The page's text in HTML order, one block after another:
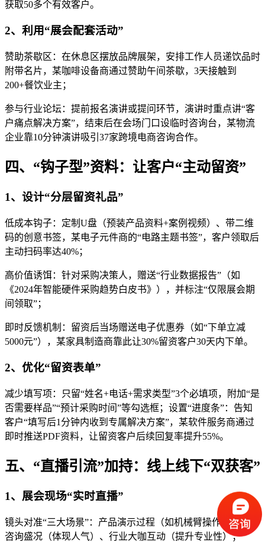
获取50多个有效客户。
2、利用“展会配套活动”
赞助茶歇区：在休息区摆放品牌展架，安排工作人员递饮品时
附带名片，某咖啡设备商通过赞助午间茶歇，3天接触到
200+餐饮业主；
参与行业论坛：提前报名演讲或提问环节，演讲时重点讲“客
户痛点解决方案”，结束后在会场门口设临时咨询台，某物流
企业靠10分钟演讲吸引37家跨境电商咨询合作。
四、“钩子型”资料：让客户“主动留资”
1、设计“分层留资礼品”
低成本钩子：定制U盘（预装产品资料+案例视频）、带二维
码的创意书签，某电子元件商的“电路主题书签”，客户领取后
主动扫码率达40%；
高价值诱饵：针对采购决策人，赠送“行业数据报告”（如
《2024年智能硬件采购趋势白皮书》），并标注“仅限展会期
间领取”；
即时反馈机制：留资后当场赠送电子优惠券（如“下单立减
5000元”），某家具制造商靠此让30%留资客户30天内下单。
2、优化“留资表单”
减少填写项：只留“姓名+电话+需求类型”3个必填项，附加“是
否需要样品”“预计采购时间”等勾选框；设置“进度条”：告知
客户“填写后1分钟内收到专属解决方案”，某软件服务商通过
即时推送PDF资料，让留资客户后续回复率提升55%。
五、“直播引流”加持：线上线下“双获客”
1、展会现场“实时直播”
镜头对准“三大场景”：产品演示过程（如机械臂操作）、客户
咨询盛况（体现人气）、行业大咖互动（提升专业性）；